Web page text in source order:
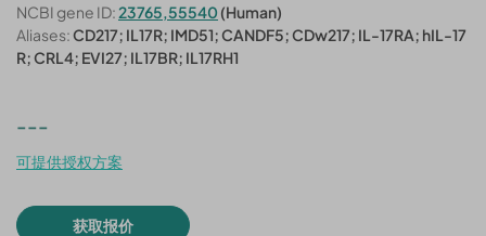
NCBI gene ID:23765,55540 (Human)
Aliases:CD217; IL17R; IMD51; CANDF5; CDw217; IL-17RA; hIL-17
R; CRL4; EVI27; IL17BR; IL17RH1
---
可提供授权方案
获取报价